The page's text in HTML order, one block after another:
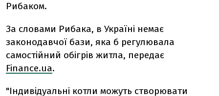
Рибаком.
За словами Рибака, в Україні немає
законодавчої бази, яка б регулювала
самостійний обігрів житла, передає
Finance.ua.
"Індивідуальні котли можуть створювати